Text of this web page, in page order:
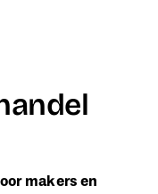
makers en